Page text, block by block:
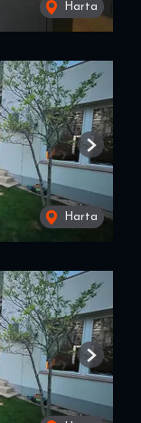
Harta
Harta
Next
Next